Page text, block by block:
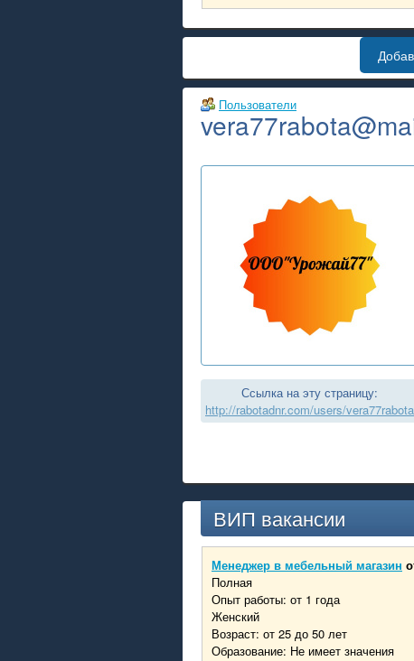
Пользователи
Ссылка на эту страницу:
http://rabotadnr.com/users/vera77rabota
ВИП вакансии
Менеджер в мебельный магазин
Полная
Опыт работы: от 1 года
Женский
Возраст: от 25 до 50 лет
Образование: Не имеет значения